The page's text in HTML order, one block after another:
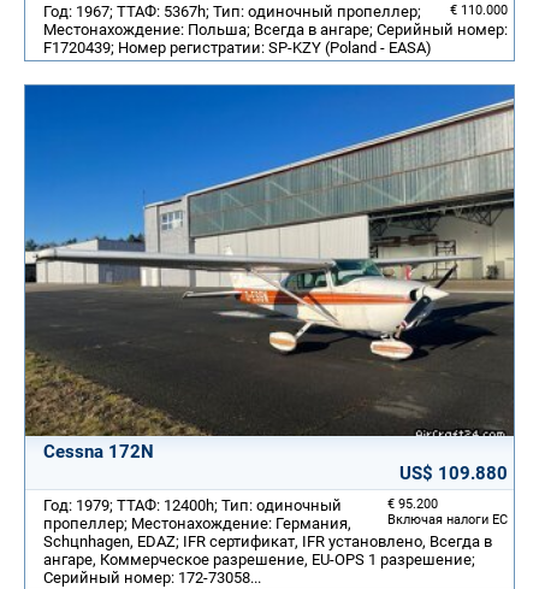
€ 110.000
Год: 1967; ТТАФ: 5367h; Тип: одиночный пропеллер;
Местонахождение: Польша; Всегда в ангаре; Серийный номер:
F1720439; Номер регистратии: SP-KZY (Poland - EASA)
Cessna 172N
US$ 109.880
€ 95.200
Включая налоги ЕС
Год: 1979; ТТАФ: 12400h; Тип: одиночный
пропеллер; Местонахождение: Германия,
Schцnhagen, EDAZ; IFR сертификат, IFR установлено, Всегда в
ангаре, Коммерческое разрешение, EU-OPS 1 разрешение;
Серийный номер: 172-73058...